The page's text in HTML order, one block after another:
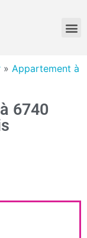
» Appartement à
6740